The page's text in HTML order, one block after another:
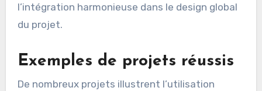
l’intégration harmonieuse dans le design global
du projet.
Exemples de projets réussis
De nombreux projets illustrent l’utilisation